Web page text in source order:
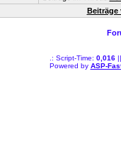
Beiträge
.: Script-Time: 0,016||
Powered by ASP-